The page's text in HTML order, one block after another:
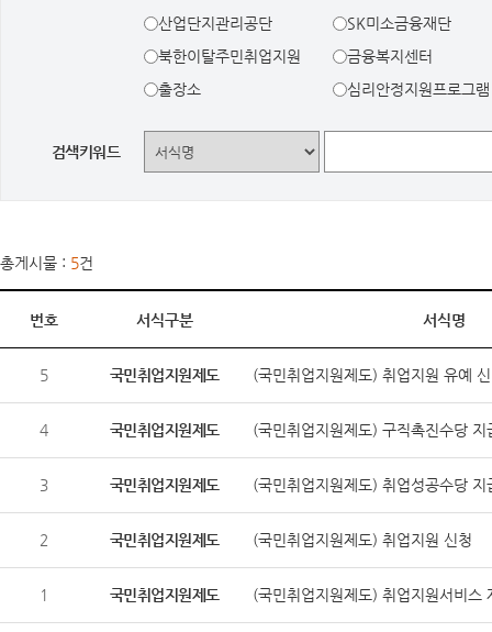
산업단지관리공단
SK미소금융재단
북한이탈주민취업지원
금융복지센터
출장소
심리안정지원프로그램
검색키워드
총게시물 : 5건
번호 서식구분 서식명
5 국민취업지원제도 (국민취업지원제도) 취업지원 유예
4 국민취업지원제도 (국민취업지원제도) 구직촉진수당 지
3 국민취업지원제도 (국민취업지원제도) 취업성공수당 지
2 국민취업지원제도 (국민취업지원제도) 취업지원 신청
1 국민취업지원제도 (국민취업지원제도) 취업지원서비스